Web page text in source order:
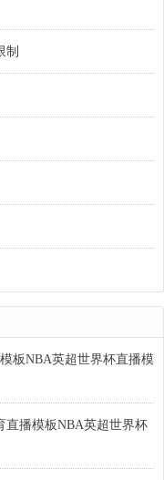
制
板NBA英超世界杯直播模
直播模板NBA英超世界杯